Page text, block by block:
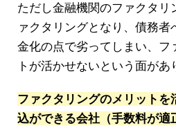
ただし金融機関のファクタリ
ァクタリングとなり、債務
金化の点で劣ってしまい、フ
トが活かせないという面があ
ファクタリングのメリットを
込ができる会社（手数料が適